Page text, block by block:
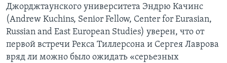
Джорджтаунского университета Эндрю Качинс
(Andrew Kuchins, Senior Fellow, Center for Eurasian,
Russian and East European Studies) уверен, что от
первой встречи Рекса Тиллерсона и Сергея Лаврова
вряд ли можно было ожидать «серьезных